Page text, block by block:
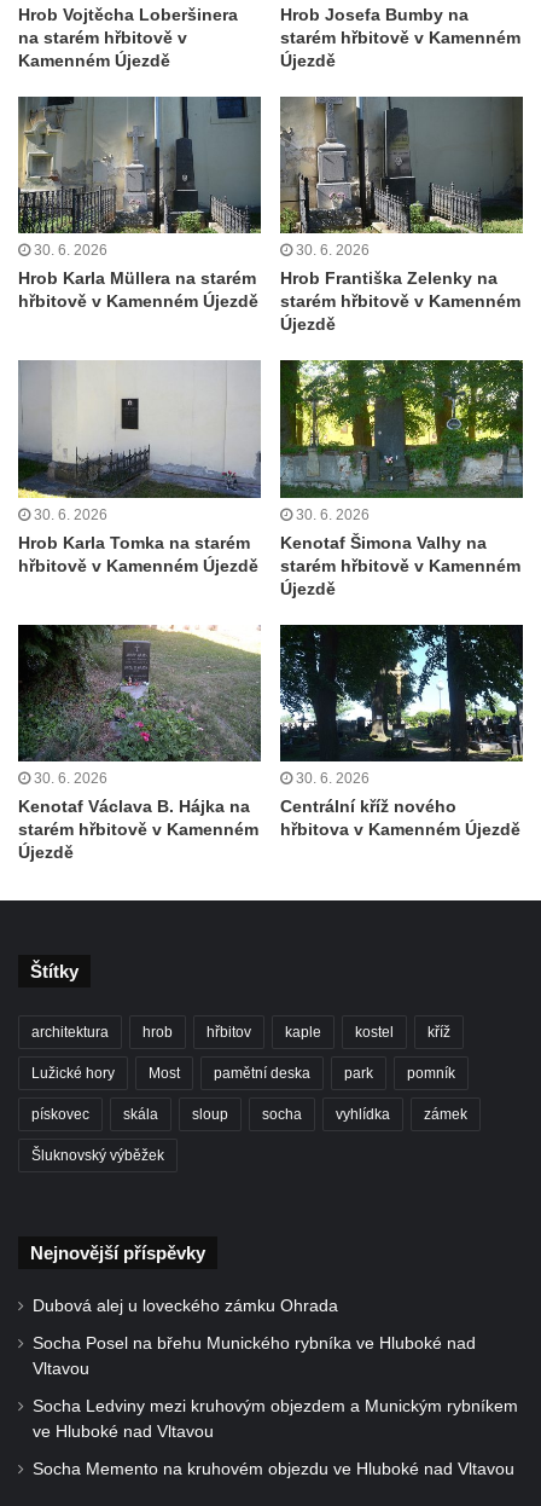
Hrob Josefa Friče na hřbitově v Cítolibech
Cítolibech
Hrob Marie Hartmanové na hřbitově v
Cítolibech
Hrob Josefa Fořta na hřbitově v Cítolibech
Hrob Jana Čurdy na hřbitově v
Chlumčanech
Hrob Václava Brauna na hřbitově v
Hrob Karla Schneidra na hřbitově ve
Hrob Františka Pence a Václava Hůlky na
hřbitově ve Hřivicích
ve Hřivicích
Hrob Vincence Brzobohatého a Františka
Polívky na hřbitově ve Hřivicích
Hrob Karla Průchy na hřbitově v Jimlíně
Hrob Janů na hřbitově v Opočně u Loun
Hrob Marie Wagner na hřbitově v Otvicích
Hrob Leonarda Ulricha na hřbitově ve
Všestudech
Chloumku v Mělníku
Hrob rodiny z Wartburgu a Pöschlovy na
hřbitově v Chloumku v Mělníku
Hrob rodiny Vávrových na hřbitově v
Hrob rodiny Sixtových na hřbitově v
Chloumku v Mělníku
Hrob rodiny Goldschmidových a
Hrob Vojtěcha Loberšinera
na starém hřbitově v
Kamenném Újezdě
Hrob Josefa Bumby na
starém hřbitově v Kamenném
Újezdě
30. 6. 2026
Hrob Karla Müllera na starém
hřbitově v Kamenném Újezdě
30. 6. 2026
Hrob Františka Zelenky na
starém hřbitově v Kamenném
Újezdě
30. 6. 2026
Hrob Karla Tomka na starém
hřbitově v Kamenném Újezdě
30. 6. 2026
Kenotaf Šimona Valhy na
starém hřbitově v Kamenném
Újezdě
30. 6. 2026
Kenotaf Václava B. Hájka na
starém hřbitově v Kamenném
Újezdě
30. 6. 2026
Centrální kříž nového
hřbitova v Kamenném Újezdě
Štítky
architektura hrob hřbitov kaple kostel kříž
Lužické hory Most pamětní deska park pomník
pískovec skála sloup socha vyhlídka zámek
Šluknovský výběžek
Nejnovější příspěvky
Dubová alej u loveckého zámku Ohrada
Socha Posel na břehu Munického rybníka ve Hluboké nad
Vltavou
Socha Ledviny mezi kruhovým objezdem a Munickým rybníkem
ve Hluboké nad Vltavou
Socha Memento na kruhovém objezdu ve Hluboké nad Vltavou